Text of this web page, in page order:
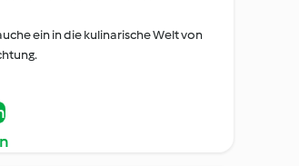
ein in die kulinarische Welt von